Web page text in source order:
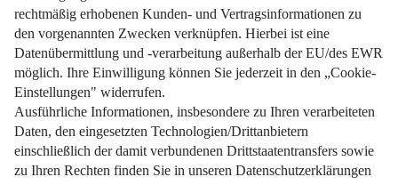
Impressum Datenschutz Nutzungsbedingungen
Pflichtinformationen AGB Über uns Bildquellen
Barrierefreiheit Widerrufsformular
Cookie-Einstellungen